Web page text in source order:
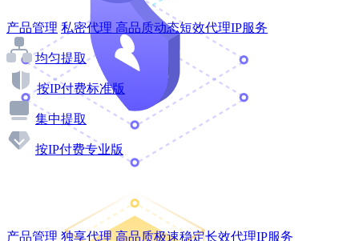
产品管理 私密代理 高品质动态短效代理IP服务
均匀提取
按IP付费标准版
集中提取
按IP付费专业版
产品管理 独享代理 高品质极速稳定长效代理IP服务